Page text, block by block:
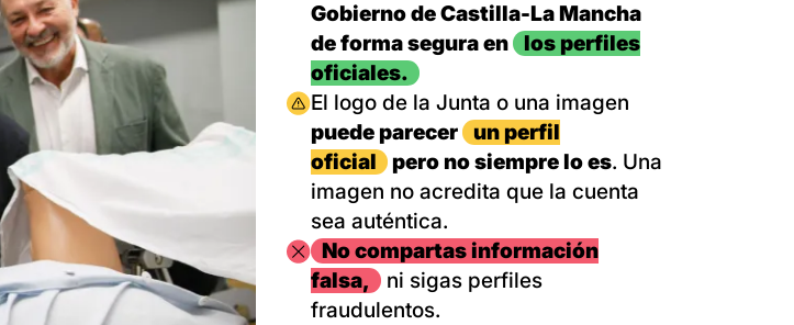
Gobierno de Castilla-La Mancha
de forma segura en
los perfiles
oficiales.
Imagen
El logo de la Junta o una imagen
puede parecer
un perfil
oficial
pero no siempre lo es. Una
imagen no acredita que la cuenta
sea auténtica.
ImagenNo compartas información
falsa,
ni sigas perfiles
fraudulentos.